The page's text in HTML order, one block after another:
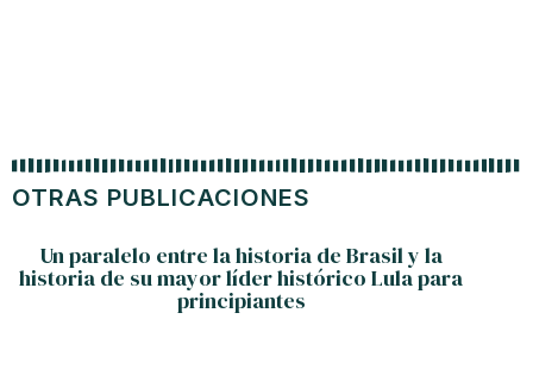
OTRAS PUBLICACIONES
Un paralelo entre la historia de Brasil y la
historia de su mayor líder histórico Lula para
principiantes